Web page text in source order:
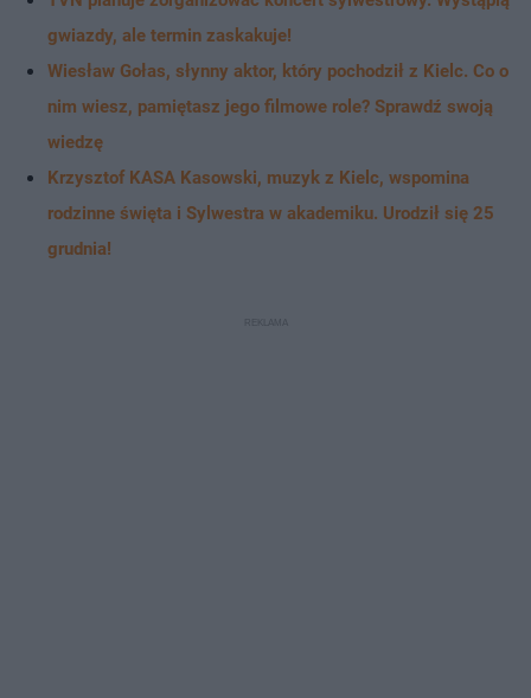
gwiazdy, ale termin zaskakuje!
Wiesław Gołas, słynny aktor, który pochodził z Kielc. Co o
nim wiesz, pamiętasz jego filmowe role? Sprawdź swoją
wiedzę
Krzysztof KASA Kasowski, muzyk z Kielc, wspomina
rodzinne święta i Sylwestra w akademiku. Urodził się 25
grudnia!